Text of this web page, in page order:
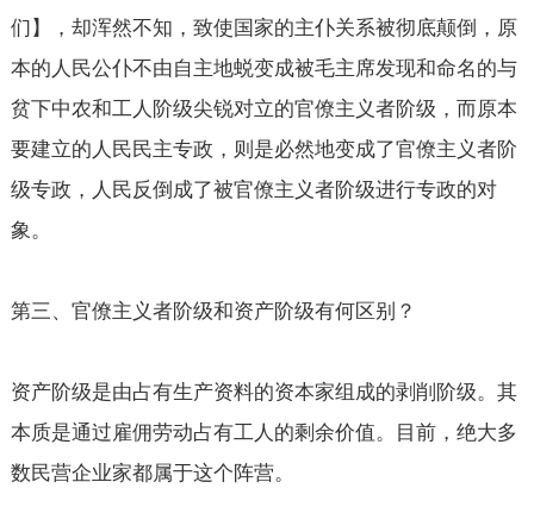
们】，却浑然不知，致使国家的主仆关系被彻底颠倒，原
本的人民公仆不由自主地蜕变成被毛主席发现和命名的与
贫下中农和工人阶级尖锐对立的官僚主义者阶级，而原本
要建立的人民民主专政，则是必然地变成了官僚主义者阶
级专政，人民反倒成了被官僚主义者阶级进行专政的对
象。
第三、官僚主义者阶级和资产阶级有何区别？
资产阶级是由占有生产资料的资本家组成的剥削阶级。其
本质是通过雇佣劳动占有工人的剩余价值。目前，绝大多
数民营企业家都属于这个阵营。